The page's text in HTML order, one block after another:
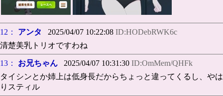
12： アンタ 2025/04/07 10:22:08 ID:HODebRWK6c
清楚美乳トリオですわね
13： お兄ちゃん 2025/04/07 10:31:30 ID:OmMem/QHFk
タイシンとか姉上は低身長だからちょっと違ってくるし、やは
りスティル